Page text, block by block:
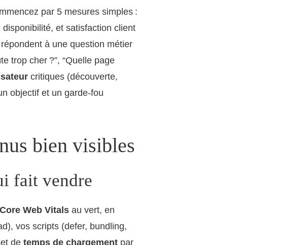
par 5 mesures simples :
et satisfaction client
à une question métier
trop cher ?”, “Quelle page
critiques (découverte,
objectif et un garde-fou
bien visibles
fait vendre
Core Web Vitals au vert, en
vos scripts (defer, bundling,
de temps de chargement par